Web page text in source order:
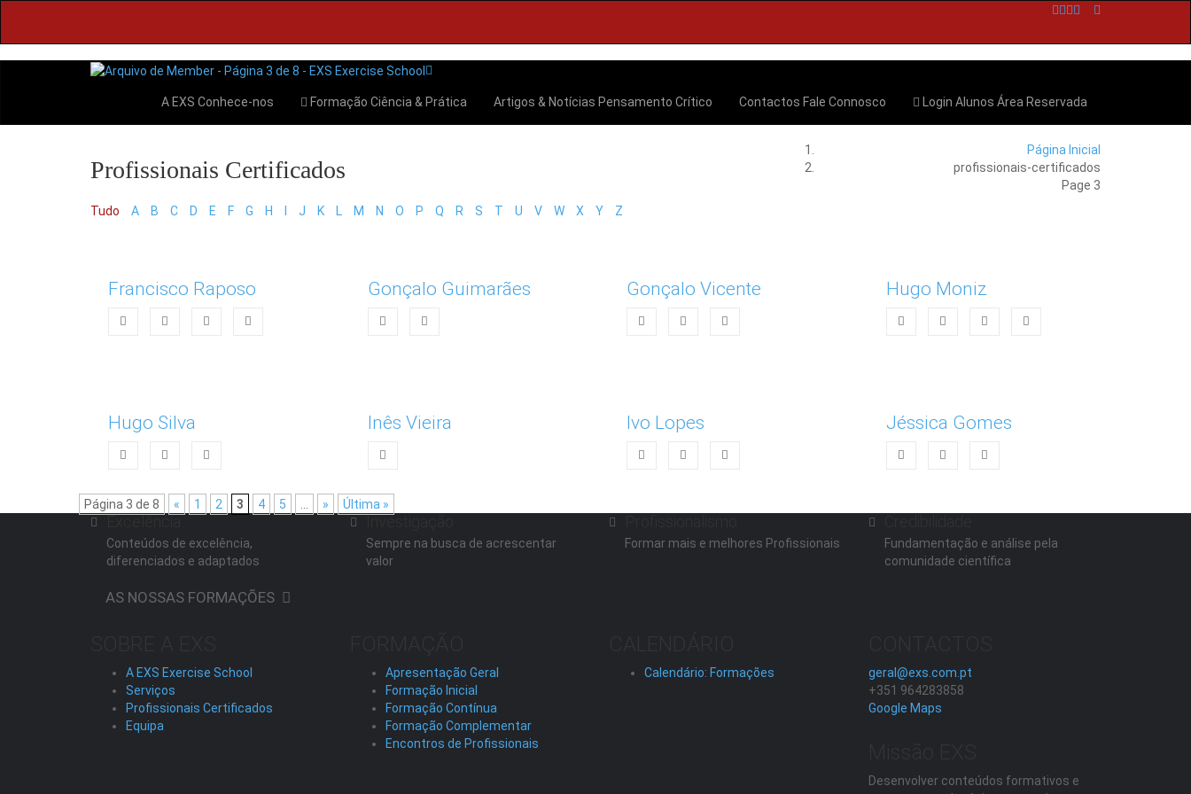
A EXS Conhece-nos Formação Ciência & Prática Artigos & Notícias Pensamento Crítico Contactos Fale Connosco Login Alunos Área Reservada
Página Inicial
profissionais-certificados
Page 3
Tudo
A B C D E F G H J K L M N O P Q R S T U V W X Y Z
Francisco Raposo Gonçalo Guimarães Gonçalo Vicente Hugo Moniz
Hugo Silva Inês Vieira Ivo Lopes Jéssica Gomes
Página 3 de 8 « 1 2 3 4 5 ... » Última »
Conteúdos de excelência,
diferenciados e adaptados
Sempre na busca de acrescentar
valor
Formar mais e melhores Profissionais
Fundamentação e análise pela
comunidade científica
AS NOSSAS FORMAÇÕES
A EXS Exercise School
Serviços
Profissionais Certificados
Equipa
Apresentação Geral
Formação Inicial
Formação Contínua
Formação Complementar
Encontros de Profissionais
Calendário: Formações
geral@exs.com.pt
+351 964283858
Google Maps
Desenvolver conteúdos formativos e